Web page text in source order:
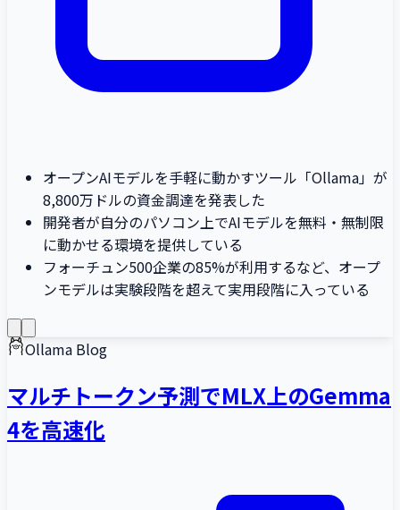
オープンAIモデルを手軽に動かすツール「Ollama」が
8,800万ドルの資金調達を発表した
開発者が自分のパソコン上でAIモデルを無料・無制限
に動かせる環境を提供している
フォーチュン500企業の85%が利用するなど、オープ
ンモデルは実験段階を超えて実用段階に入っている
Ollama Blog
マルチトークン予測でMLX上のGemma
4を高速化